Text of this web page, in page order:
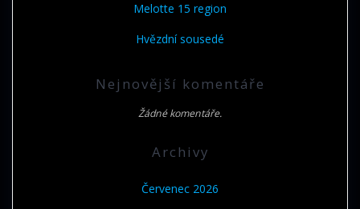
Melotte 15 region
Hvězdní sousedé
Nejnovější komentáře
Žádné komentáře.
Archivy
Červenec 2026